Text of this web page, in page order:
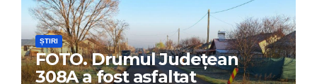
ȘTIRI
FOTO. Drumul Județean
308A a fost asfaltat